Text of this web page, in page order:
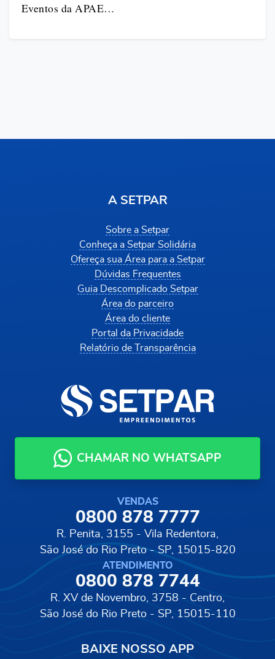
Eventos da APAE…
A SETPAR
Sobre a Setpar
Conheça a Setpar Solidária
Ofereça sua Área para a Setpar
Dúvidas Frequentes
Guia Descomplicado Setpar
Área do parceiro
Área do cliente
Portal da Privacidade
Relatório de Transparência
CHAMAR NO WHATSAPP
VENDAS
0800 878 7777
R. Penita, 3155 - Vila Redentora,
São José do Rio Preto - SP, 15015-820
ATENDIMENTO
0800 878 7744
R. XV de Novembro, 3758 - Centro,
São José do Rio Preto - SP, 15015-110
BAIXE NOSSO APP